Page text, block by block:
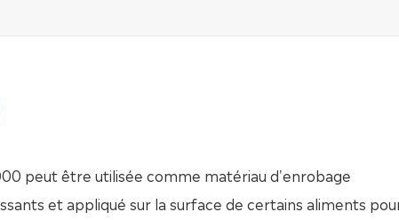
peut être utilisée comme matériau d'enrobage
et appliqué sur la surface de certains aliments